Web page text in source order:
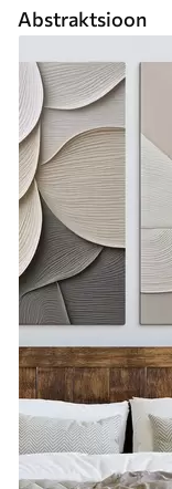
Abstraktsioon